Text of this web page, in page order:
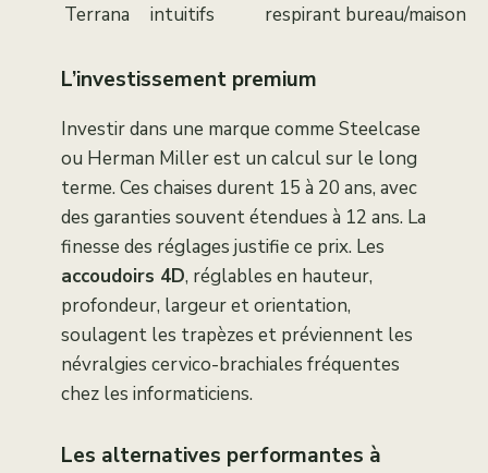
Terrana
intuitifs
respirant bureau/maison
L’investissement premium
Investir dans une marque comme Steelcase
ou Herman Miller est un calcul sur le long
terme. Ces chaises durent 15 à 20 ans, avec
des garanties souvent étendues à 12 ans. La
finesse des réglages justifie ce prix. Les
accoudoirs 4D, réglables en hauteur,
profondeur, largeur et orientation,
soulagent les trapèzes et préviennent les
névralgies cervico-brachiales fréquentes
chez les informaticiens.
Les alternatives performantes à